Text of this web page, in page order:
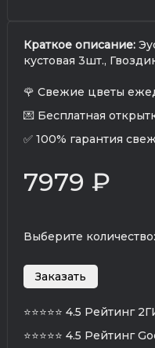
Краткое описание:
кустовая 3шт.,
🌹 Свежие цветы
💌 Бесплатная
✅ 100% гарантия
7979 ₽
Выберите количество:
⭐⭐⭐⭐⭐ 4.5 Рейтинг
⭐⭐⭐⭐⭐ 4.5 Рейтинг